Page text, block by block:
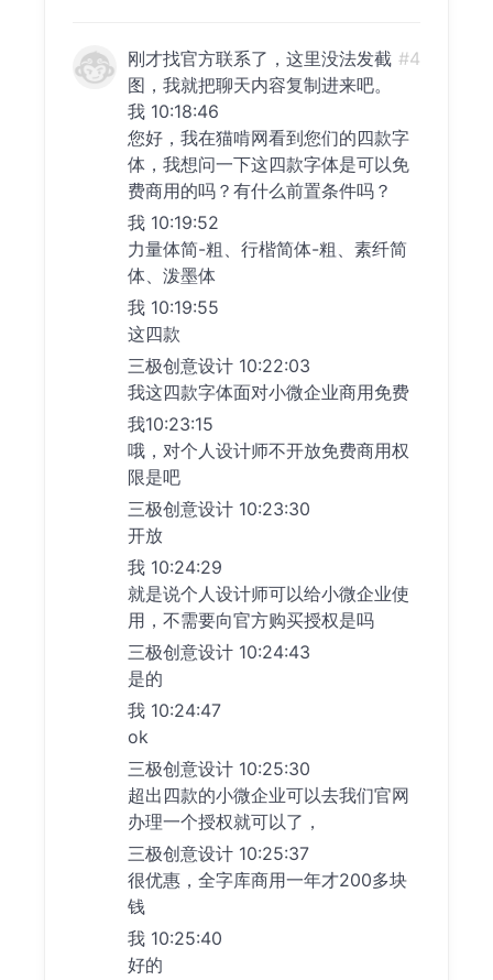
刚才找官方联系了，这里没法发截
图，我就把聊天内容复制进来吧。
我 10:18:46
您好，我在猫啃网看到您们的四款字
体，我想问一下这四款字体是可以免
费商用的吗？有什么前置条件吗？
我 10:19:52
力量体简-粗、行楷简体-粗、素纤简
体、泼墨体
我 10:19:55
这四款
三极创意设计 10:22:03
我这四款字体面对小微企业商用免费
我10:23:15
哦，对个人设计师不开放免费商用权
限是吧
三极创意设计 10:23:30
开放
我 10:24:29
就是说个人设计师可以给小微企业使
用，不需要向官方购买授权是吗
三极创意设计 10:24:43
是的
我 10:24:47
ok
三极创意设计 10:25:30
超出四款的小微企业可以去我们官网
办理一个授权就可以了，
三极创意设计 10:25:37
很优惠，全字库商用一年才200多块
钱
我 10:25:40
好的
#4